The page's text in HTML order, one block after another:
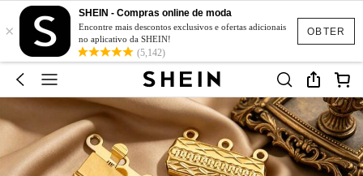
OBTER
×
SHEIN - Compras online de moda
Encontre mais descontos exclusivos e ofertas adicionais
no aplicativo da SHEIN!
(5,142)